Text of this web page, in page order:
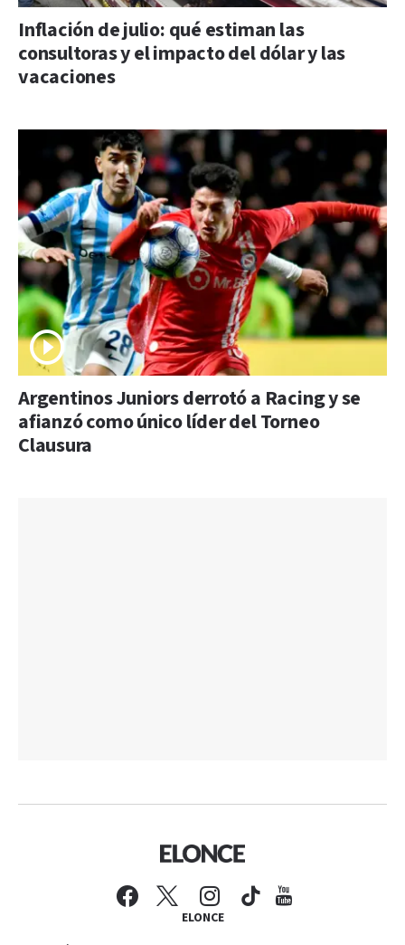
Inflación de julio: qué estiman las
consultoras y el impacto del dólar y las
vacaciones
Argentinos Juniors derrotó a Racing y se
afianzó como único líder del Torneo
Clausura
ELONCE